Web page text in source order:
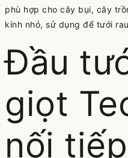
phù hợp cho cây bụi, cây
kính nhỏ, sử dụng để tưới
Đầu
giọt
nối